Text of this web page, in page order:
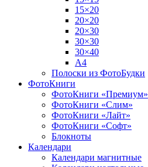
15×20
20×20
20×30
30×30
30×40
A4
Полоски из ФотоБудки
ФотоКниги
ФотоКниги «Премиум»
ФотоКниги «Слим»
ФотоКниги «Лайт»
ФотоКниги «Софт»
Блокноты
Календари
Календари магнитные